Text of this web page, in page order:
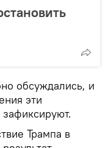
обсуждались, и
эти
Трампа в